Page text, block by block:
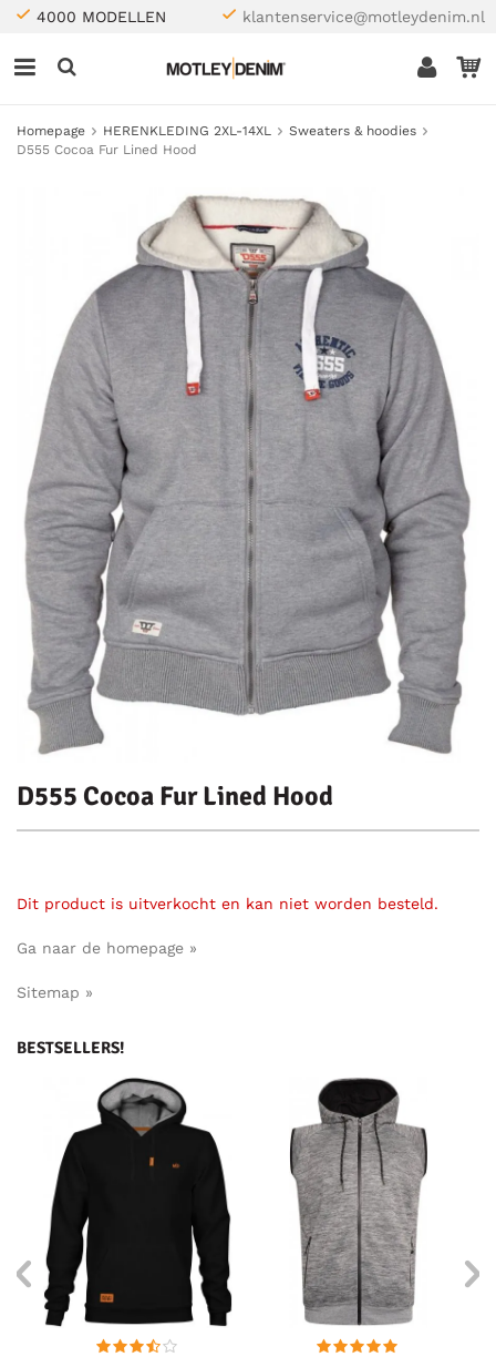
4000 MODELLEN klantenservice@motleydenim.nl
Homepage HERENKLEDING 2XL-14XL
Sweaters & hoodies
D555 Cocoa Fur Lined Hood
D555 Cocoa Fur Lined Hood
Dit product is uitverkocht en kan niet worden besteld.
Ga naar de homepage »
Sitemap »
BESTSELLERS!